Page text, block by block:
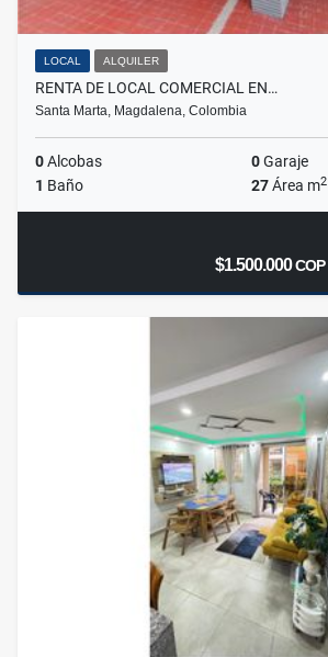
LOCAL ALQUILER
RENTA DE LOCAL COMERCIAL EN…
Santa Marta, Magdalena, Colombia
0Alcobas 0Garaje
1 Baño 27Área m2
$1.500.000COP